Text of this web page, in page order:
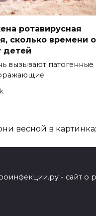
ротавирусная
сколько времени
детей
вызывают патогенные
весной в
- сайт о